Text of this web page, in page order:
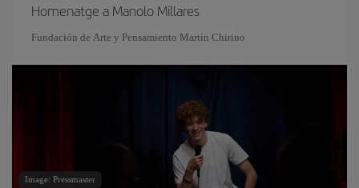
Homenatge a Manolo Millares
Fundación de Arte y Pensamiento Martín Chirino
Image: Pressmaster